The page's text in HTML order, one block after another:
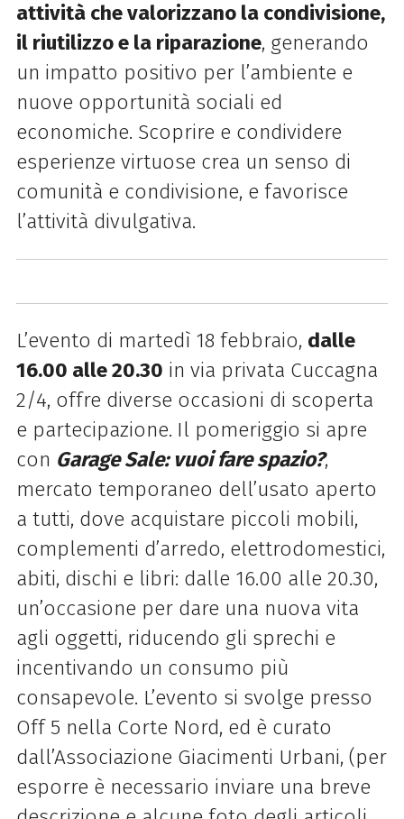
attività che valorizzano la condivisione,
il riutilizzo e la riparazione, generando
un impatto positivo per l’ambiente e
nuove opportunità sociali ed
economiche. Scoprire e condividere
esperienze virtuose crea un senso di
comunità e condivisione, e favorisce
l’attività divulgativa.
L’evento di martedì 18 febbraio, dalle
16.00 alle 20.30 in via privata Cuccagna
2/4, offre diverse occasioni di scoperta
e partecipazione. Il pomeriggio si apre
con Garage Sale: vuoi fare spazio?,
mercato temporaneo dell’usato aperto
a tutti, dove acquistare piccoli mobili,
complementi d’arredo, elettrodomestici,
abiti, dischi e libri: dalle 16.00 alle 20.30,
un’occasione per dare una nuova vita
agli oggetti, riducendo gli sprechi e
incentivando un consumo più
consapevole. L’evento si svolge presso
Off 5 nella Corte Nord, ed è curato
dall’Associazione Giacimenti Urbani, (per
esporre è necessario inviare una breve